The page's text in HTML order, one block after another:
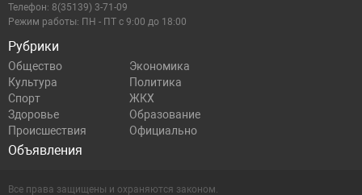
Рубрики
Общество
Экономика
Культура
Политика
Спорт
ЖКХ
Здоровье
Образование
Происшествия
Официально
Объявления
Телефон: 8(35139) 3-71-09
Режим работы: ПН - ПТ с 9:00 до 18:00
Все права защищены и охраняются законом.